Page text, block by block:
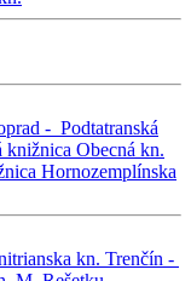
- Podtatranská
knižnica Obecná kn.
Hornozemplínska
kn. Trenčín -